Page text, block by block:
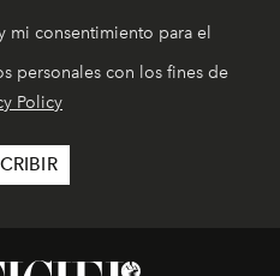
mi consentimiento para el
personales con los fines de
Policy